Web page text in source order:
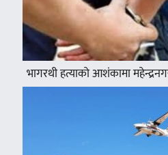
भागरथी हत्याको आशंकामा